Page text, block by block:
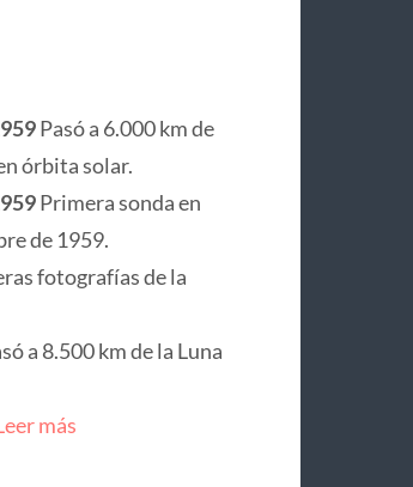
Pasó a 6.000 km de
órbita solar.
Primera sonda en
de 1959.
fotografías de la
a 8.500 km de la Luna
más